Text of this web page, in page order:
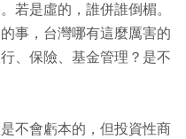
若是虛的，誰併誰倒楣。
事，台灣哪有這麼厲害的
、保險、基金管理？是不
不會虧本的，但投資性商